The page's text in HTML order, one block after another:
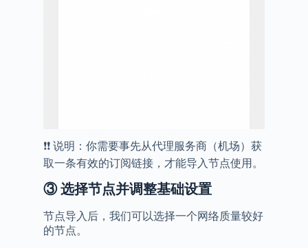
❗️❗️ 说明：你需要事先从代理服务商（机场）获
取一条有效的订阅链接，才能导入节点使用。
③选择节点并调整基础设置
节点导入后，我们可以选择一个网络质量较好
的节点。